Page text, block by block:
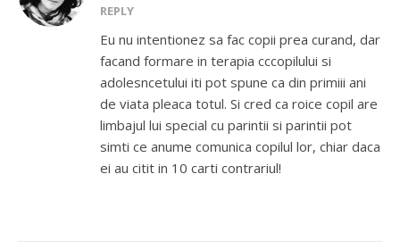
REPLY
Eu nu intentionez sa fac copii prea curand, dar
facand formare in terapia cccopilului si
adolesncetului iti pot spune ca din primiii ani
de viata pleaca totul. Si cred ca roice copil are
limbajul lui special cu parintii si parintii pot
simti ce anume comunica copilul lor, chiar daca
ei au citit in 10 carti contrariul!